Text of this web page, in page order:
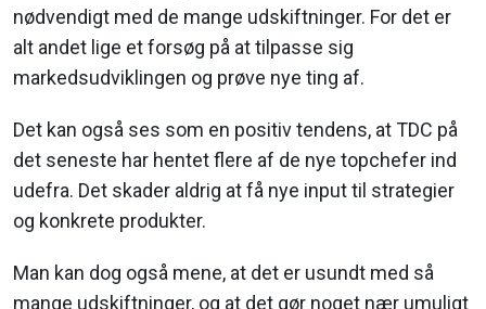
nødvendigt med de mange udskiftninger. For det er
alt andet lige et forsøg på at tilpasse sig
markedsudviklingen og prøve nye ting af.
Det kan også ses som en positiv tendens, at TDC på
det seneste har hentet flere af de nye topchefer ind
udefra. Det skader aldrig at få nye input til strategier
og konkrete produkter.
Man kan dog også mene, at det er usundt med så
mange udskiftninger, og at det gør noget nær umuligt